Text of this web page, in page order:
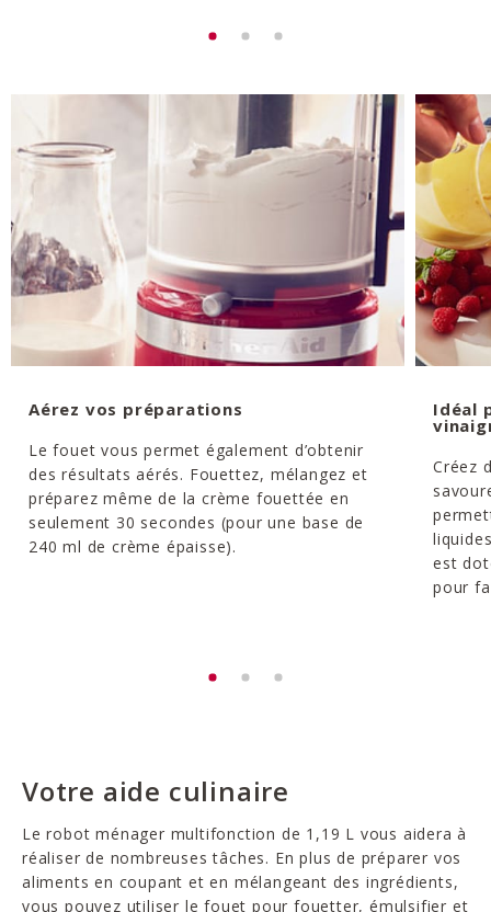
Aérez vos préparations
Le fouet vous permet également d’obtenir
des résultats aérés. Fouettez, mélangez et
préparez même de la crème fouettée en
seulement 30 secondes (pour une base de
240 ml de crème épaisse).
Idéal
Créez
est
pour
Votre aide culinaire
Le robot ménager multifonction de 1,19 L vous aidera à
réaliser de nombreuses tâches. En plus de préparer vos
aliments en coupant et en mélangeant des ingrédients,
vous pouvez utiliser le fouet pour fouetter, émulsifier et